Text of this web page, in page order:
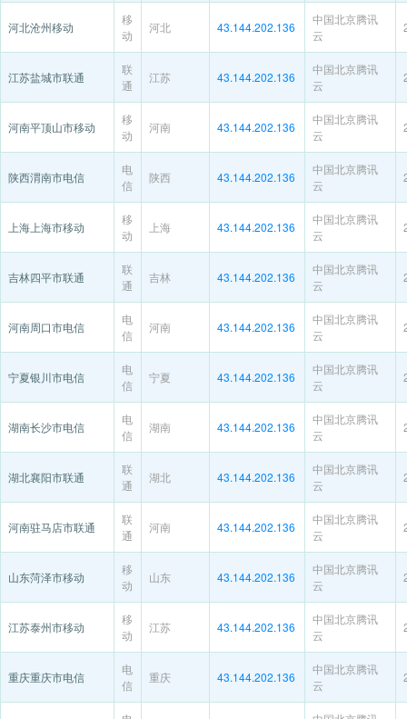
河北沧州移动
移
动
河北 43.144.202.136
中国北京腾讯
云
江苏盐城市联通
联
通
江苏 43.144.202.136
中国北京腾讯
云
河南平顶山市移动
移
动
河南 43.144.202.136
中国北京腾讯
云
陕西渭南市电信
电
信
陕西 43.144.202.136
中国北京腾讯
云
上海上海市移动
移
动
上海 43.144.202.136
中国北京腾讯
云
吉林四平市联通
联
通
吉林 43.144.202.136
中国北京腾讯
云
河南周口市电信
电
信
河南 43.144.202.136
中国北京腾讯
云
宁夏银川市电信
电
信
宁夏 43.144.202.136
中国北京腾讯
云
湖南长沙市电信
电
信
湖南 43.144.202.136
中国北京腾讯
云
湖北襄阳市联通
联
通
湖北 43.144.202.136
中国北京腾讯
云
河南驻马店市联通
联
通
河南 43.144.202.136
中国北京腾讯
云
山东菏泽市移动
移
动
山东 43.144.202.136
中国北京腾讯
云
江苏泰州市移动
移
动
江苏 43.144.202.136
中国北京腾讯
云
重庆重庆市电信
电
信
重庆 43.144.202.136
中国北京腾讯
云